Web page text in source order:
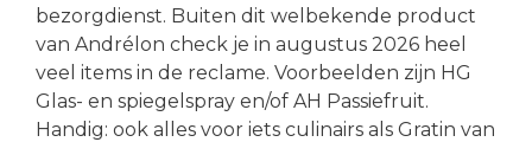
bezorgdienst. Buiten dit welbekende product
van Andrélon check je in augustus 2026 heel
veel items in de reclame. Voorbeelden zijn HG
Glas- en spiegelspray en/of AH Passiefruit.
Handig: ook alles voor iets culinairs als Gratin van